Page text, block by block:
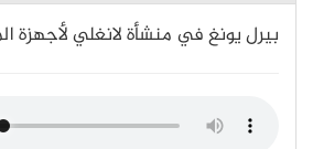
بيرل يونغ في منشأة لانغلي لأجهزة